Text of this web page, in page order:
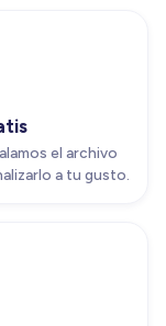
el archivo
a tu gusto.